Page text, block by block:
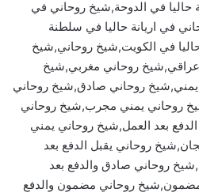
حاليا في الدوحة,شيخ روحاني في
في اريانة حاليا في سلطنة
في الكويت,شيخ روحاني,شيخ
روحاني مغربي,شيخ
روحاني صادق,شيخ روحاني
روحاني يمني مجرب,شيخ روحاني
بعد العمل,شيخ روحاني يمني
روحاني يقبل الدفع بعد
روحاني صادق والدفع بعد
روحاني مضمون والدفع